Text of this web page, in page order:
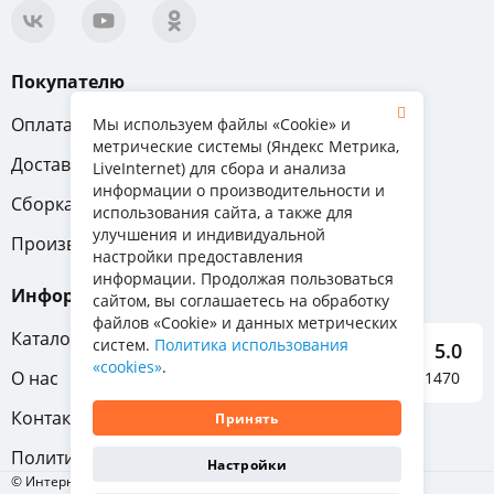
Покупателю
Оплата
Вопрос-ответ
Доставка
Обмен и возврат
Сборка
Гарантия
Производители
Информация
Каталог мебели
О нас
Контакты
Политика конфиденциальности
5.0
Отзывы о нас 1470
© Интернет-магазин «Отличная мебель», 2011-2026
Мы используем файлы «Cookie» и
метрические системы (Яндекс Метрика,
LiveInternet) для сбора и анализа
информации о производительности и
использования сайта, а также для
улучшения и индивидуальной
настройки предоставления
информации. Продолжая пользоваться
сайтом, вы соглашаетесь на обработку
файлов «Cookie» и данных метрических
систем. Политика использования
«cookies».
Принять
Настройки